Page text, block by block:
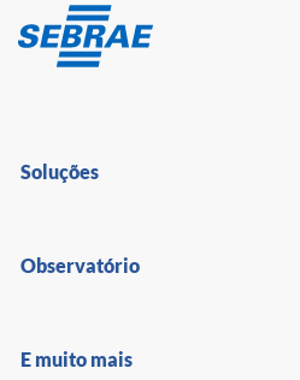
Soluções
Observatório
E muito mais